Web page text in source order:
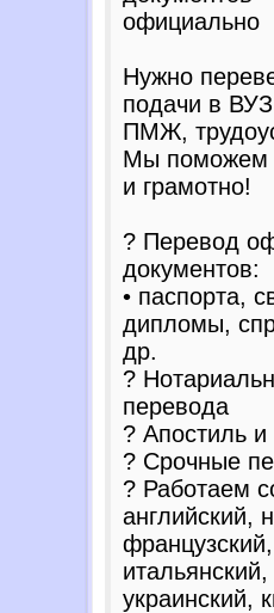
официально
Нужно
подачи в
ПМЖ,
Мы поможем
и грамотно!
? Перевод
документов:
• паспорта,
дипломы,
др.
?
перевода
? Апостиль и
? Срочные
? Работаем
английский,
украинский,